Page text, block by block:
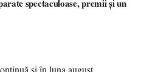
spectaculoase, premii și un